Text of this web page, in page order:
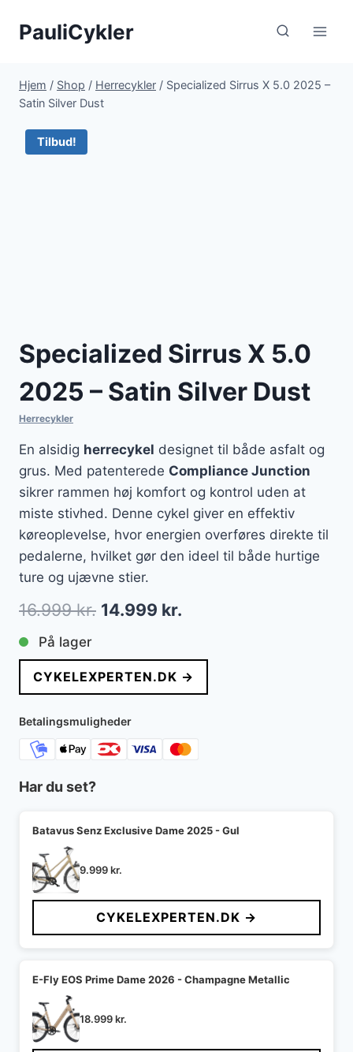
PauliCykler
Hjem / Shop / Herrecykler / Specialized Sirrus X 5.0 2025 –
Satin Silver Dust
Tilbud!
Specialized Sirrus X 5.0
2025 – Satin Silver Dust
Herrecykler
En alsidig herrecykel designet til både asfalt og
grus. Med patenterede Compliance Junction
sikrer rammen høj komfort og kontrol uden at
miste stivhed. Denne cykel giver en effektiv
køreoplevelse, hvor energien overføres direkte til
pedalerne, hvilket gør den ideel til både hurtige
ture og ujævne stier.
16.999kr. Den
pris
var:
16.999 kr..
14.999 kr.
pris
er:
På lager
CYKELEXPERTEN.DK →
Betalingsmuligheder
Har du set?
Batavus Senz Exclusive Dame 2025 - Gul
9.999kr.
CYKELEXPERTEN.DK →
E-Fly EOS Prime Dame 2026 - Champagne Metallic
18.999kr.